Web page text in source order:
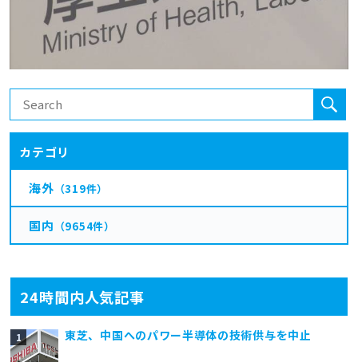
24時間内人気記事
東芝、中国へのパワー半導体の技術供与を中止
カテゴリ
海外 （319件）
国内 （9654件）